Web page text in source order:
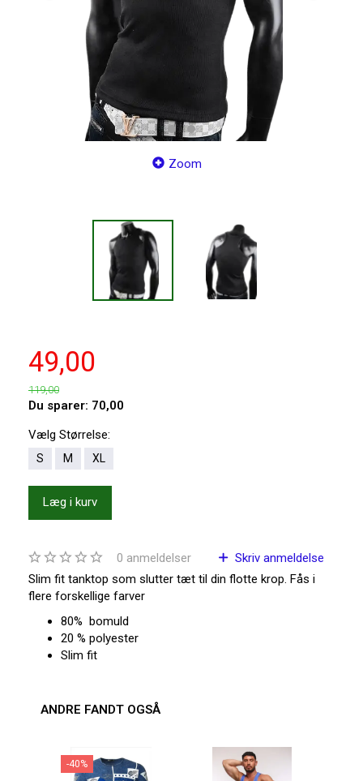
Zoom
49,00
119,00
Du sparer: 70,00
Vælg Størrelse:
S M XL
Læg i kurv
0 anmeldelser
Skriv anmeldelse
Slim fit tanktop som slutter tæt til din flotte krop. Fås i
flere forskellige farver
80% bomuld
20 % polyester
Slim fit
ANDRE FANDT OGSÅ
-40%